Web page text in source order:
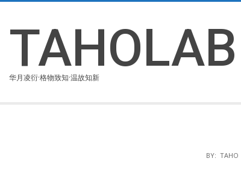
content
TAHOLAB
华月凌衍·格物致知·温故知新
BY: TAHO